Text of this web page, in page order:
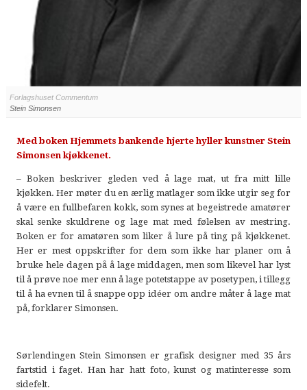
Forlagshuset Commentum
Stein Simonsen
Med boken Hjemmets bankende hjerte hyller kunstner Stein
Simonsen kjøkkenet.
– Boken beskriver gleden ved å lage mat, ut fra mitt lille
kjøkken. Her møter du en ærlig matlager som ikke utgir seg for
å være en fullbefaren kokk, som synes at begeistrede amatører
skal senke skuldrene og lage mat med følelsen av mestring.
Boken er for amatøren som liker å lure på ting på kjøkkenet.
Her er mest oppskrifter for dem som ikke har planer om å
bruke hele dagen på å lage middagen, men som likevel har lyst
til å prøve noe mer enn å lage potetstappe av posetypen, i tillegg
til å ha evnen til å snappe opp idéer om andre måter å lage mat
på, forklarer Simonsen.
Sørlendingen Stein Simonsen er grafisk designer med 35 års
fartstid i faget. Han har hatt foto, kunst og matinteresse som
sidefelt.